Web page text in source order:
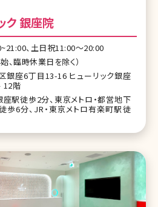
ク 銀座院
、土日祝11:00〜20:00
、臨時休業日を除く）
銀座6丁目13-16 ヒューリック銀座
12階
座駅徒歩2分、東京メトロ・都営地下
歩6分、JR・東京メトロ有楽町駅徒